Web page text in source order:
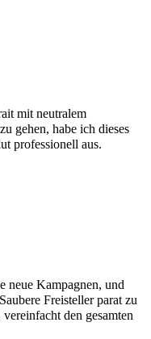
mit neutralem
gehen, habe ich dieses
professionell aus.
neue Kampagnen, und
Freisteller parat zu
den gesamten